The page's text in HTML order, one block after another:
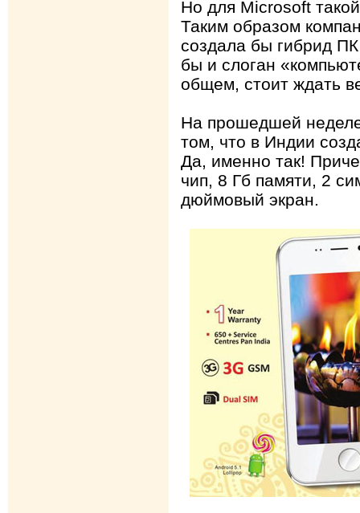
Но для Microsoft
Таким образом
создала бы гибрид
бы и слоган
общем, стоит ждать
На прошедшей
том, что в Индии
Да, именно так!
чип, 8 Гб памяти, 2
дюймовый экран.